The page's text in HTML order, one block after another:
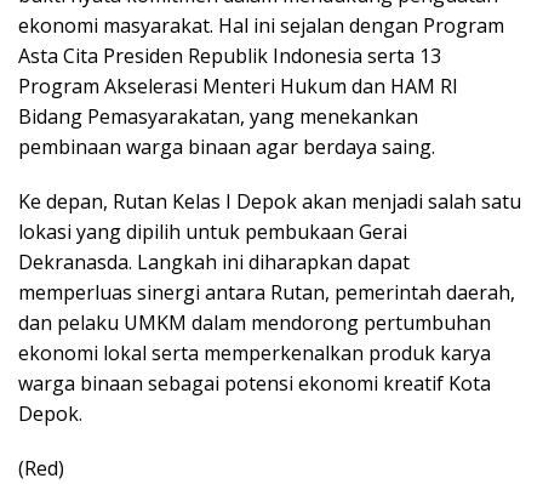
ekonomi masyarakat. Hal ini sejalan dengan Program
Asta Cita Presiden Republik Indonesia serta 13
Program Akselerasi Menteri Hukum dan HAM RI
Bidang Pemasyarakatan, yang menekankan
pembinaan warga binaan agar berdaya saing.
Ke depan, Rutan Kelas I Depok akan menjadi salah satu
lokasi yang dipilih untuk pembukaan Gerai
Dekranasda. Langkah ini diharapkan dapat
memperluas sinergi antara Rutan, pemerintah daerah,
dan pelaku UMKM dalam mendorong pertumbuhan
ekonomi lokal serta memperkenalkan produk karya
warga binaan sebagai potensi ekonomi kreatif Kota
Depok.
(Red)